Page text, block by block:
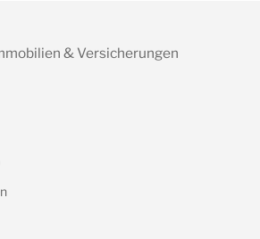
& Versicherungen